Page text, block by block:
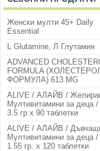
Женски мулти 45+ Daily
Essential
L Glutamine, Л Глутамин
ADVANCED
FORMULA
ФОРМУЛА) 613 MG
ALIVE / АЛАЙВ /
Мултивитамини за деца /
3.5 гр х 90 таблетки
ALIVE / АЛАЙВ /
Мултивитамини за деца /
1.55 гр. х 120 таблетки